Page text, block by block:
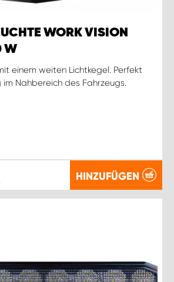
WORK VISION
W
einem weiten Lichtkegel. Perfekt
im Nahbereich des Fahrzeugs.
HINZUFÜGEN